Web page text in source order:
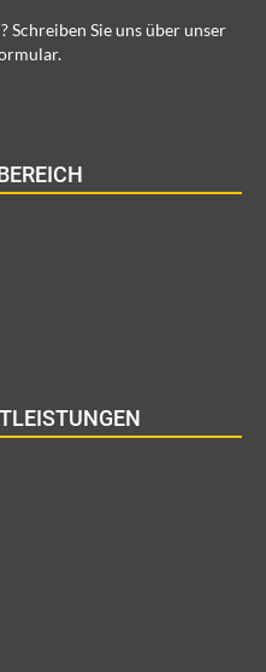
Schreiben Sie uns über unser